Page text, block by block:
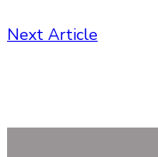
Next Article